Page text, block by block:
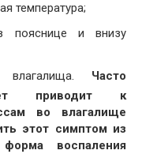
температура;
пояснице и внизу
влагалища. Часто
приводит к
во влагалище
этот симптом из
воспаления